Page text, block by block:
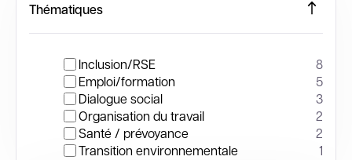
Thématiques
Inclusion/RSE
8
Emploi/formation
5
Dialogue social
3
Organisation du travail
2
Santé / prévoyance
2
Transition environnementale
1